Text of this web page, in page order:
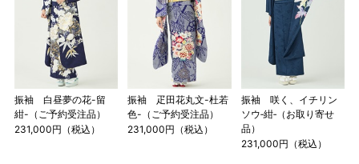
振袖 白昼夢の花-留
紺-（ご予約受注品）
231,000円（税込）
振袖 疋田花丸文-杜若
色-（ご予約受注品）
231,000円（税込）
振袖 咲く、イチリン
ソウ‐紺‐（お取り寄せ
品）
231,000円（税込）